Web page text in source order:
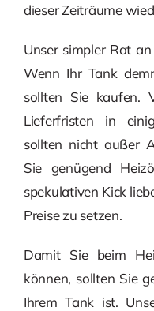
dieser Zeiträume
Unser simpler Rat
Wenn Ihr Tank
sollten Sie kaufen.
Lieferfristen in
sollten nicht außer
Sie genügend
spekulativen Kick
Preise zu setzen.
Damit Sie beim
können, sollten Sie
Ihrem Tank ist.